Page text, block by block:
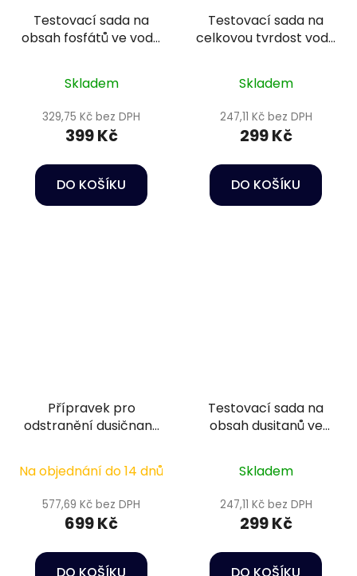
Testovací sada na
obsah fosfátů ve vodě
Skladem
329,75 Kč bez DPH
399 Kč
DO KOŠÍKU
Testovací sada na
celkovou tvrdost vody
Skladem
247,11 Kč bez DPH
299 Kč
DO KOŠÍKU
Přípravek pro
odstranění dusičnanů
FilterAction Nitrate
Remover 120 g
Na objednání do 14 dnů
577,69 Kč bez DPH
699 Kč
DO KOŠÍKU
Testovací sada na
obsah dusitanů ve
Skladem
247,11 Kč bez DPH
299 Kč
DO KOŠÍKU